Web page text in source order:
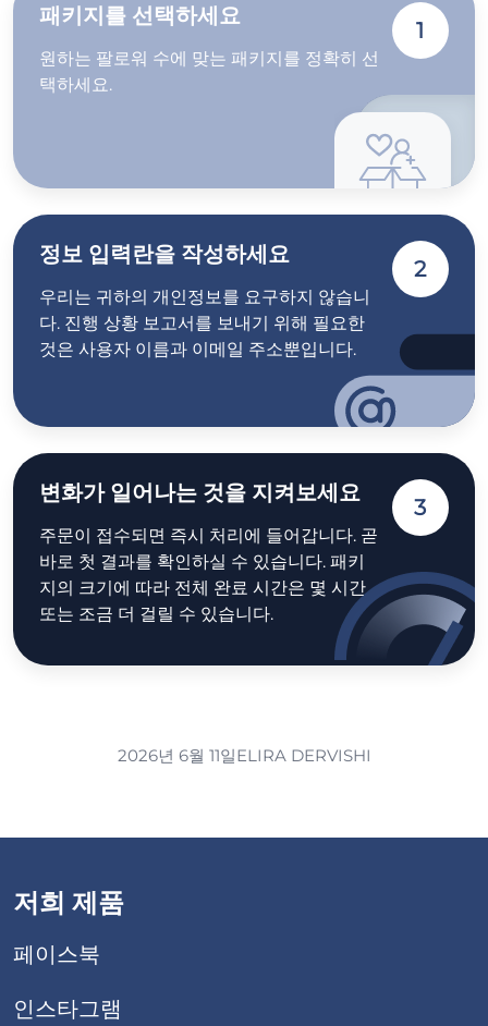
패키지를 선택하세요
원하는 팔로워 수에 맞는 패키지를 정확히 선
택하세요.
1
정보 입력란을 작성하세요
우리는 귀하의 개인정보를 요구하지 않습니
다. 진행 상황 보고서를 보내기 위해 필요한
것은 사용자 이름과 이메일 주소뿐입니다.
2
변화가 일어나는 것을 지켜보세요
주문이 접수되면 즉시 처리에 들어갑니다. 곧
바로 첫 결과를 확인하실 수 있습니다. 패키
지의 크기에 따라 전체 완료 시간은 몇 시간
또는 조금 더 걸릴 수 있습니다.
3
2026년 6월 11일ELIRA DERVISHI
저희 제품
페이스북
인스타그램